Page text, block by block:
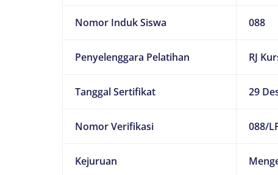
Nomor Induk Siswa 088
Penyelenggara Pelatihan RJ
Tanggal Sertifikat 29
Nomor Verifikasi 088/
Kejuruan